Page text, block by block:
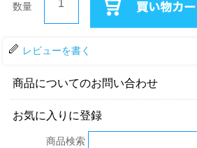
数量
レビューを書く
商品についてのお問い合わせ
お気に入りに登録
商品検索